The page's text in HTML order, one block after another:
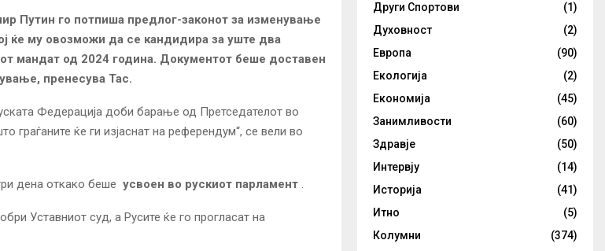
Путин го потпиша предлог-законот за изменување
ќе му овозможи да се кандидира за уште два
мандат од 2024 година. Документот беше доставен
пренесува Тас.
Федерација доби барање од Претседателот во
граѓаните ќе ги изјаснат на референдум“, се вели во
дена откако беше усвоен во рускиот парламент .
Уставниот суд, а Русите ќе го прогласат на
Други Спортови
(1)
Духовност
(2)
Европа
(90)
Екологија
(2)
Економија
(45)
Занимливости
(60)
Здравје
(50)
Интервју
(14)
Историја
(41)
Итно
(5)
Колумни
(374)